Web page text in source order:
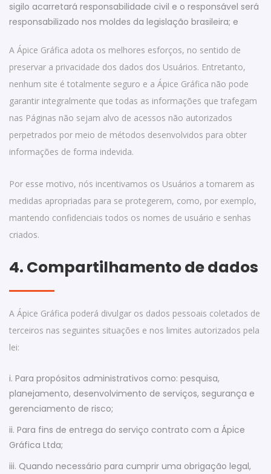
sigilo acarretará responsabilidade civil e o responsável será
responsabilizado nos moldes da legislação brasileira; e
A Ápice Gráfica adota os melhores esforços, no sentido de
preservar a privacidade dos dados dos Usuários. Entretanto,
nenhum site é totalmente seguro e a Ápice Gráfica não pode
garantir integralmente que todas as informações que trafegam
nas Páginas não sejam alvo de acessos não autorizados
perpetrados por meio de métodos desenvolvidos para obter
informações de forma indevida.
Por esse motivo, nós incentivamos os Usuários a tomarem as
medidas apropriadas para se protegerem, como, por exemplo,
mantendo confidenciais todos os nomes de usuário e senhas
criados.
4. Compartilhamento de dados
A Ápice Gráfica poderá divulgar os dados pessoais coletados de
terceiros nas seguintes situações e nos limites autorizados pela
lei:
i. Para propósitos administrativos como: pesquisa,
planejamento, desenvolvimento de serviços, segurança e
gerenciamento de risco;
ii. Para fins de entrega do serviço contrato com a Ápice
Gráfica Ltda;
iii. Quando necessário para cumprir uma obrigação legal,